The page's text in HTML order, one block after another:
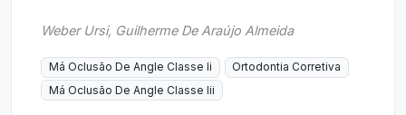
Weber Ursi, Guilherme De Araújo Almeida
Má Oclusão De Angle Classe Ii
Ortodontia Corretiva
Má Oclusão De Angle Classe Iii